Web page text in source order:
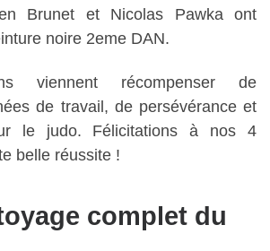
Brunet et Nicolas Pawka ont
noire 2eme DAN.
viennent récompenser de
de travail, de persévérance et
le judo. Félicitations à nos 4
belle réussite !
complet du